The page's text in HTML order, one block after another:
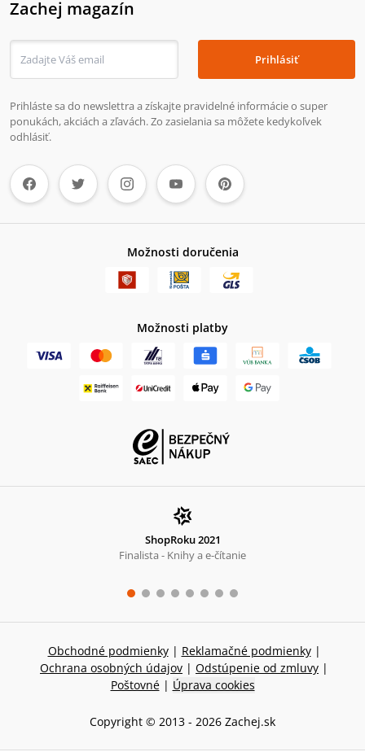
Zachej magazín
Prihlásiť
Prihláste sa do newslettra a získajte pravidelné informácie o super
ponukách, akciách a zľavách. Zo zasielania sa môžete kedykoľvek
odhlásiť.
Možnosti doručenia
Možnosti platby
ShopRoku 2021
Finalista - Knihy a e-čítanie
Obchodné podmienky | Reklamačné podmienky |
Ochrana osobných údajov | Odstúpenie od zmluvy |
Poštovné | Úprava cookies
Copyright © 2013 - 2026 Zachej.sk